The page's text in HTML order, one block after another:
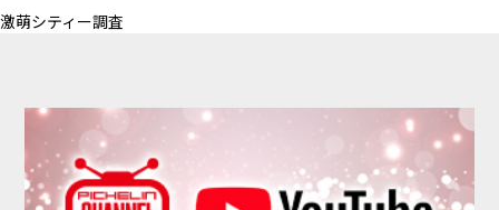
SCHEDULE
激萌シティー調査